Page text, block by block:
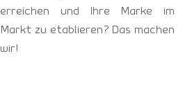
erreichen und Ihre Marke im
Markt zu etablieren? Das machen
wir!